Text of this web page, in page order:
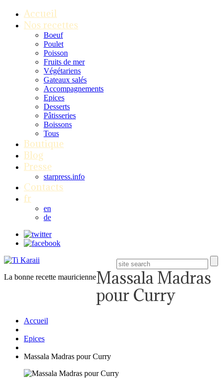
Accueil
Nos recettes
Boeuf
Poulet
Poisson
Fruits de mer
Végétariens
Gateaux salés
Accompagnements
Epices
Desserts
Pâtisseries
Boissons
Tous
Boutique
Blog
Presse
starpress.info
Contacts
fr
en
de
La bonne recette mauricienneMassala Madras
pour Curry
Accueil
Epices
Massala Madras pour Curry